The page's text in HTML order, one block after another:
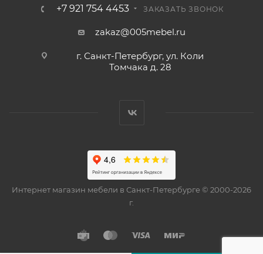
+7 921 754 4453 ЗАКАЗАТЬ ЗВОНОК
zakaz@005mebel.ru
г. Санкт-Петербург, ул. Коли
Томчака д. 28
Интернет магазин мебели в Санкт-Петербурге © 2000-2026
г.